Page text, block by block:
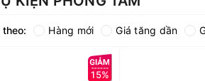
theo: Hàng mới Giá tăng dần
15%